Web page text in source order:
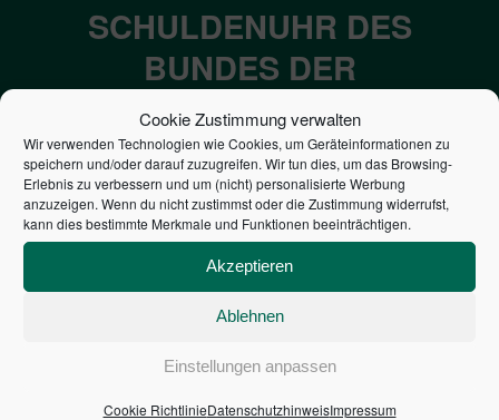
Cookie Zustimmung verwalten
Wir verwenden Technologien wie Cookies, um Geräteinformationen zu
speichern und/oder darauf zuzugreifen. Wir tun dies, um das Browsing-
Erlebnis zu verbessern und um (nicht) personalisierte Werbung
anzuzeigen. Wenn du nicht zustimmst oder die Zustimmung widerrufst,
kann dies bestimmte Merkmale und Funktionen beeinträchtigen.
Akzeptieren
Ablehnen
Einstellungen anpassen
Cookie RichtlinieDatenschutzhinweisImpressum
SCHULDENUHR DES
BUNDES DER
STEUERZAHLER
7,052€
NEUVERSCHULDUNG
PRO SEKUNDE
1,601
ZINSEN
PRO SEKUNDE